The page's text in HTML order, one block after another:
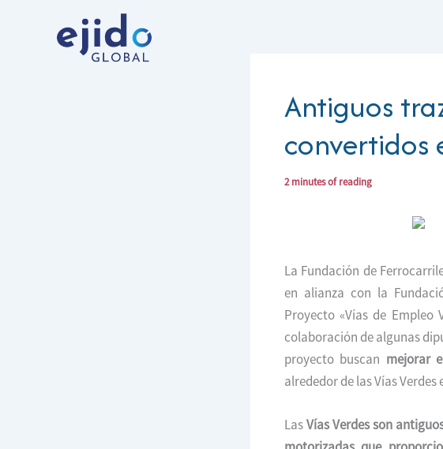
Antiguos
convertidos
2 minutes of reading
La Fundación de
en alianza con la
Proyecto «Vías de
colaboración de algunas
proyecto buscan mejorar
alrededor de las Vías Verdes
LasVías Verdes son